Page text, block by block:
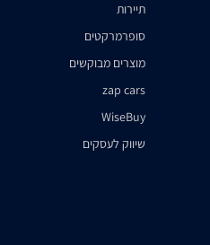
תיירות
סופרמרקטים
מוצרים מבוקשים
zap cars
WiseBuy
שיווק לעסקים